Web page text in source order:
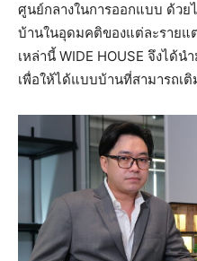
ศูนย์กลางในการออกแบบ ด้ว
บ้านในอุดมคติของแต่ละรายแ
เหล่านี้ WIDE HOUSE จึงได้
เพื่อให้ได้แบบบ้านที่สามารถเ